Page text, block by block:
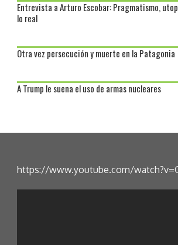
Entrevista a Arturo Escobar: Pragmatismo,
lo real
Otra vez persecución y muerte en la Patagonia
A Trump le suena el uso de armas nucleares
https://www.youtube.com/